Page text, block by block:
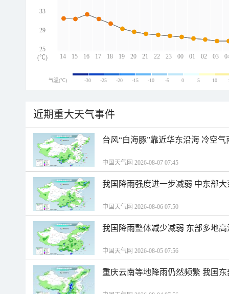
14 15 16 17 18 19 20 21 22 23 00 01 02 03
33
29
25
(℃)
气温(℃) -30 -25 -20 -15 -10 -5 0 5 10
近期重大天气事件
台风“白海豚”靠近华东沿海 冷空
中国天气网 2026-08-07 07:45
我国降雨强度进一步减弱 中东部
中国天气网 2026-08-06 07:50
我国降雨整体减少减弱 东部多地
中国天气网 2026-08-05 07:56
重庆云南等地降雨仍然频繁 我国